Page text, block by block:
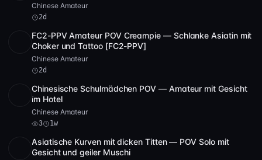
Chinese Amateur
2d
FC2-PPV Amateur POV Creampie — Schlanke Asiatin mit
Choker und Tattoo [FC2-PPV]
Chinese Amateur
2d
21:15
Chinesische Schulmädchen POV — Amateur mit Gesicht
im Hotel
Chinese Amateur
3 1w
POST 1 Archiv
Asiatische Kurven mit dicken Titten — POV Solo mit
Gesicht und geiler Muschi